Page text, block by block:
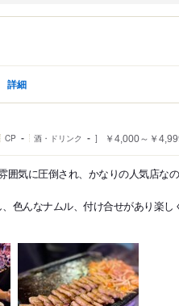
詳細
CP - 酒・ドリンク - ￥4,000～￥
気に圧倒され、かなりの人気店な
色んなナムル、付け合せがあり楽し